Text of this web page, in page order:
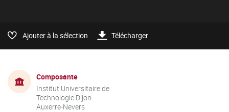
Ajouter à la sélection Télécharger
Composante
Institut Universitaire de
Technologie Dijon-
Auxerre-Nevers